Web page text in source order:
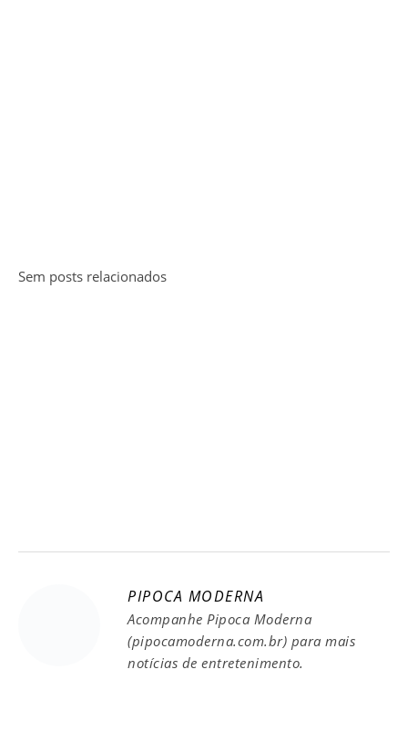
Sem posts relacionados
PIPOCA MODERNA
Acompanhe Pipoca Moderna
(pipocamoderna.com.br) para mais
notícias de entretenimento.